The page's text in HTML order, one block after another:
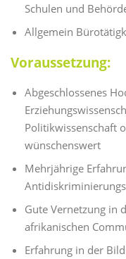
Schulen und
Allgemein
Voraussetzung:
Abgeschlossenes
Politikwissenschaft
wünschenswert
Mehrjährige
Gute Vernetzung in
afrikanischen
Erfahrung in der